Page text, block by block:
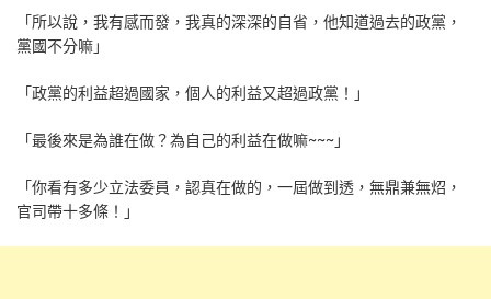
「所以說，我有感而發，我真的深深的自省，他知道過去的政黨，
黨國不分嘛」
「政黨的利益超過國家，個人的利益又超過政黨！」
「最後來是為誰在做？為自己的利益在做嘛~~~」
「你看有多少立法委員，認真在做的，一屆做到透，無鼎兼無炤，
官司帶十多條！」